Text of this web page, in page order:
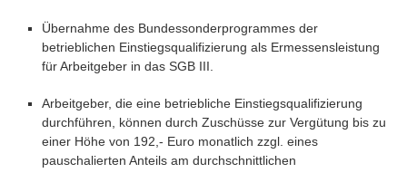
Übernahme des Bundessonderprogrammes der
betrieblichen Einstiegsqualifizierung als Ermessensleistung
für Arbeitgeber in das SGB III.
Arbeitgeber, die eine betriebliche Einstiegsqualifizierung
durchführen, können durch Zuschüsse zur Vergütung bis zu
einer Höhe von 192,- Euro monatlich zzgl. eines
pauschalierten Anteils am durchschnittlichen